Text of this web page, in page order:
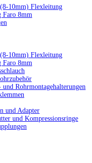
10mm) Flexleitung
Faro 8mm
10mm) Flexleitung
Faro 8mm
und Rohrmontagehalterungen
und Adapter
und Kompressionsringe